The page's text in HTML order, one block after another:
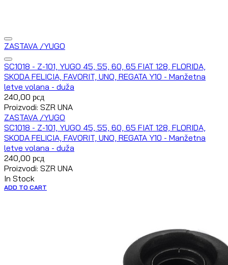
ZASTAVA /YUGO
SC1018 - Z-101, YUGO 45, 55, 60, 65 FIAT 128, FLORIDA,
SKODA FELICIA, FAVORIT, UNO, REGATA Y10 - Manžetna
letve volana - duža
240,00 рсд
Proizvodi: SZR UNA
ZASTAVA /YUGO
SC1018 - Z-101, YUGO 45, 55, 60, 65 FIAT 128, FLORIDA,
SKODA FELICIA, FAVORIT, UNO, REGATA Y10 - Manžetna
letve volana - duža
240,00 рсд
Proizvodi: SZR UNA
In Stock
ADD TO CART